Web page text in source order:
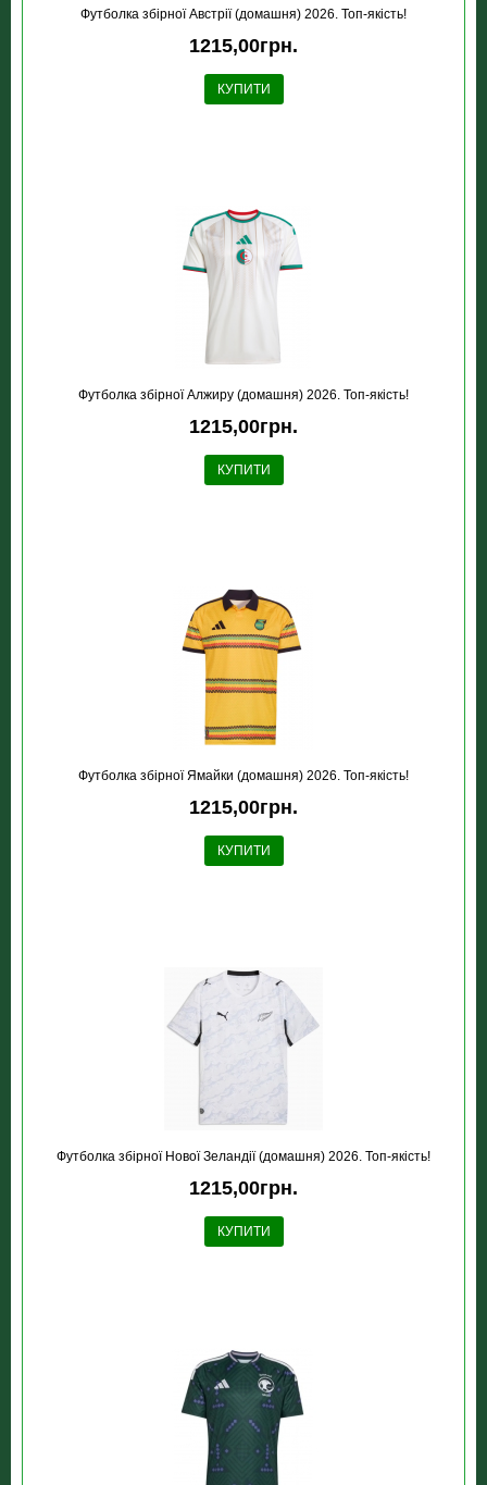
Футболка збірної Австрії (домашня) 2026. Топ-якість!
1215,00грн.
КУПИТИ
Футболка збірної Алжиру (домашня) 2026. Топ-якість!
1215,00грн.
КУПИТИ
Футболка збірної Ямайки (домашня) 2026. Топ-якість!
1215,00грн.
КУПИТИ
Футболка збірної Нової Зеландії (домашня) 2026. Топ-якість!
1215,00грн.
КУПИТИ